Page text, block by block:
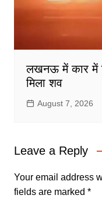
लखनऊ में कार में
मिला शव
August 7, 2026
Leave a Reply
Your email address
fields are marked *